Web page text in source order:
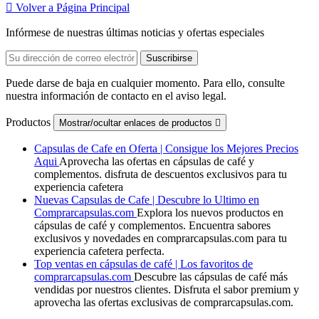
 Volver a Página Principal
Infórmese de nuestras últimas noticias y ofertas especiales
Puede darse de baja en cualquier momento. Para ello, consulte
nuestra información de contacto en el aviso legal.
Productos Mostrar/ocultar enlaces de productos 
Capsulas de Cafe en Oferta | Consigue los Mejores Precios
Aqui Aprovecha las ofertas en cápsulas de café y
complementos. disfruta de descuentos exclusivos para tu
experiencia cafetera
Nuevas Capsulas de Cafe | Descubre lo Ultimo en
Comprarcapsulas.com Explora los nuevos productos en
cápsulas de café y complementos. Encuentra sabores
exclusivos y novedades en comprarcapsulas.com para tu
experiencia cafetera perfecta.
Top ventas en cápsulas de café | Los favoritos de
comprarcapsulas.com Descubre las cápsulas de café más
vendidas por nuestros clientes. Disfruta el sabor premium y
aprovecha las ofertas exclusivas de comprarcapsulas.com.